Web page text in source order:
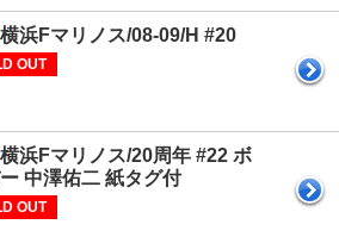
横浜Fマリノス/08-09/H #20
OUT
横浜Fマリノス/20周年 #22 ボ
中澤佑二 紙タグ付
OUT